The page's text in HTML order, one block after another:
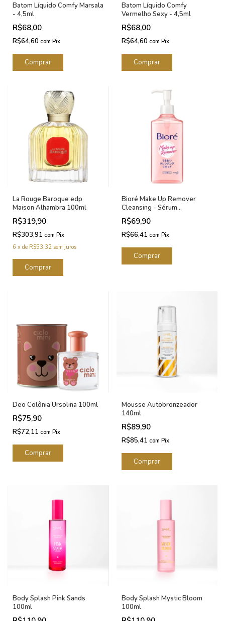
Batom Líquido Comfy Marsala
- 4,5ml
R$68,00
R$64,60 com Pix
Batom Líquido Comfy
Vermelho Sexy - 4,5ml
R$68,00
R$64,60 com Pix
La Rouge Baroque edp
Maison Alhambra 100ml
R$319,90
R$303,91 com Pix
6 x de R$53,32 sem juros
Bioré Make Up Remover
Cleansing - Sérum
Demaquilante 230ml
R$69,90
R$66,41 com Pix
Deo Colônia Ursolina 100ml
R$75,90
R$72,11 com Pix
Mousse Autobronzeador
140ml
R$89,90
R$85,41 com Pix
Body Splash Pink Sands
100ml
Body Splash Mystic Bloom
100ml